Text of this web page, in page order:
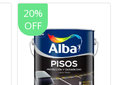
20%
OFF